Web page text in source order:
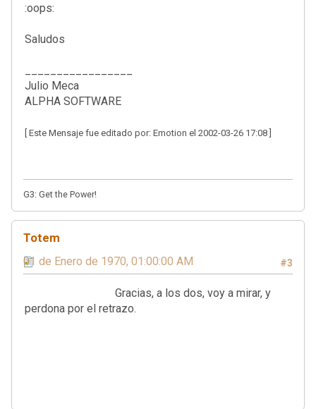
:oops:
Saludos
Julio Meca
ALPHA SOFTWARE
[ Este Mensaje fue editado por: Emotion el 2002-03-26 17:08 ]
G3: Get the Power!
Totem
#3
01 de Enero de 1970, 01:00:00 AM
Gracias, a los dos, voy a mirar, y
perdona por el retrazo.